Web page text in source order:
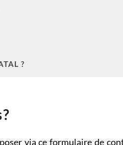
?
via ce formulaire de